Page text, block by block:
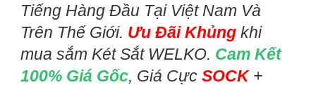
Tiếng Hàng Đầu Tại Việt Nam Và
Trên Thế Giới. Ưu Đãi Khủng khi
mua sắm Két Sắt WELKO. Cam Kết
100% Giá Gốc, Giá CựcSOCK+